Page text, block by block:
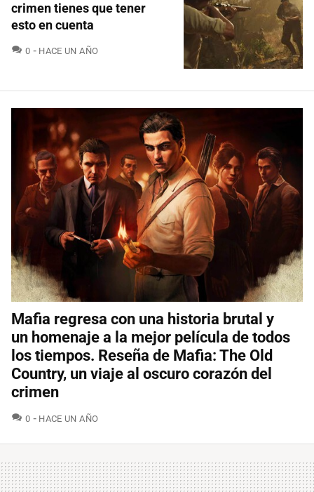
crimen tienes que tener
esto en cuenta
0 COMENTARIOS
HACE UN AÑO
Mafia regresa con una historia brutal y
un homenaje a la mejor película de todos
los tiempos. Reseña de Mafia: The Old
Country, un viaje al oscuro corazón del
crimen
0 COMENTARIOS
HACE UN AÑO